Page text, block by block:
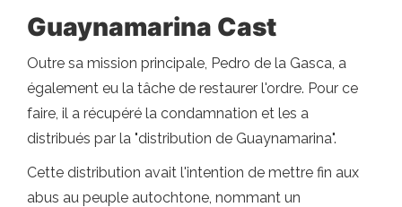
Guaynamarina Cast
Outre sa mission principale, Pedro de la Gasca, a
également eu la tâche de restaurer l'ordre. Pour ce
faire, il a récupéré la condamnation et les a
distribués par la "distribution de Guaynamarina".
Cette distribution avait l'intention de mettre fin aux
abus au peuple autochtone, nommant un